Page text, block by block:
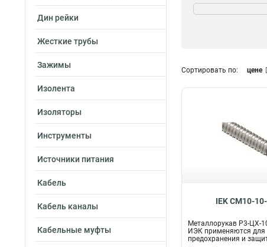
Дин рейки
Жесткие трубы
Зажимы
Изолента
Изоляторы
Инструменты
Источники питания
Кабель
Кабель каналы
Кабельные муфты
8 1
18 6
20 9
Сортировать по: цене
IEK CM10-
Металлорукав Р3-ЦХ-
ИЭК применяются для
предохранения и